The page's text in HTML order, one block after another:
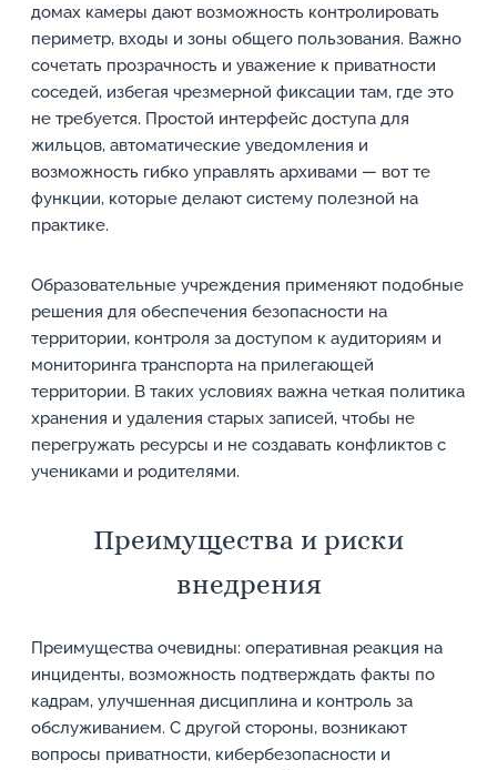
домах камеры дают возможность контролировать
периметр, входы и зоны общего пользования. Важно
сочетать прозрачность и уважение к приватности
соседей, избегая чрезмерной фиксации там, где это
не требуется. Простой интерфейс доступа для
жильцов, автоматические уведомления и
возможность гибко управлять архивами — вот те
функции, которые делают систему полезной на
практике.
Образовательные учреждения применяют подобные
решения для обеспечения безопасности на
территории, контроля за доступом к аудиториям и
мониторинга транспорта на прилегающей
территории. В таких условиях важна четкая политика
хранения и удаления старых записей, чтобы не
перегружать ресурсы и не создавать конфликтов с
учениками и родителями.
Преимущества и риски
внедрения
Преимущества очевидны: оперативная реакция на
инциденты, возможность подтверждать факты по
кадрам, улучшенная дисциплина и контроль за
обслуживанием. С другой стороны, возникают
вопросы приватности, кибербезопасности и